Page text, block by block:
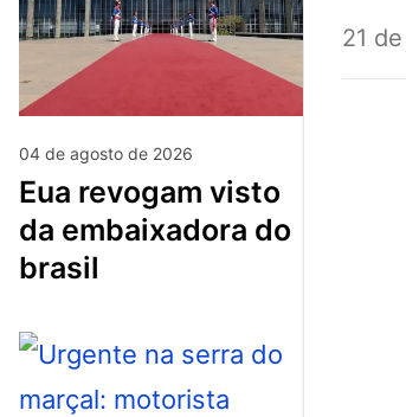
04 de agosto de 2026
eua revogam visto
da embaixadora do
brasil
21